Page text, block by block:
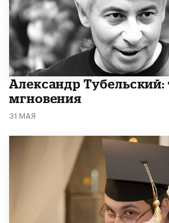
Александр Тубельский:
мгновения
31 МАЯ